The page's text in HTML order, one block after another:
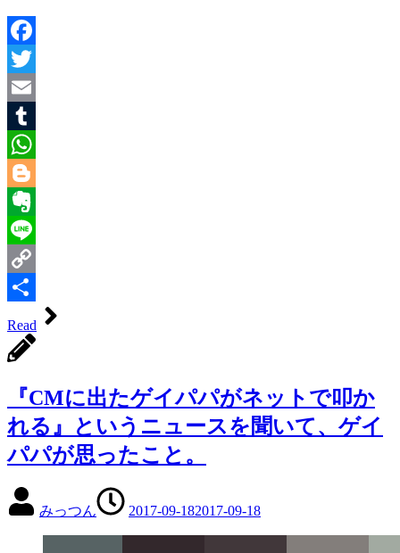
Facebook
Twitter
Email
Tumblr
WhatsApp
Blogger
Evernote
Line
Copy
有
Read
『CMに出たゲイパパがネットで叩か
れる』というニュースを聞いて、ゲイ
パパが思ったこと。
みっつん 2017-09-182017-09-18